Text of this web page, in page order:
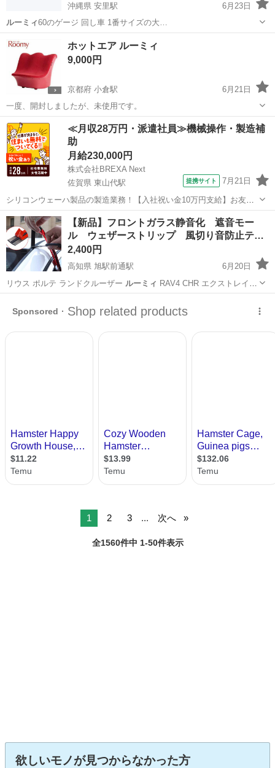
沖縄県 安里駅
6月23日
ルーミィ60のゲージ 回し車 1番サイズの大…
沖縄 安里駅
ホットエア ルーミィ
9,000円
京都府 小倉駅
6月21日
一度、開封しましたが、未使用です。
京都 宇治市 小倉駅 季節、空調家電 ルーミィ
≪月収28万円・派遣社員≫機械操作・製造補
助
月給230,000円
株式会社BREXA Next
佐賀県 東山代駅
提携サイト 7月21日
シリコンウェーハ製品の製造業務！【入社祝い金10万円支給】お友達
やカップルとの応募OK◎年間休日129日＆休出なしでプライベート充
実♪業務はクリーンルームで快適作業◎自社正社員登用制度あり★1食
300円～の格安食堂あり！《佐...
佐賀 伊万里市 東山代駅 その他
【新品】フロントガラス静音化 遮音モー
ル ウェザーストリップ 風切り音防止テー
プ
2,400円
高知県 旭駅前通駅
6月20日
リウス ポルテ ランドクルーザー ルーミィ RAV4 CHR エクストレイ
ル…
1 2 3 ... 次へ
全1560件中 1-50件表示
欲しいモノが見つからなかった方